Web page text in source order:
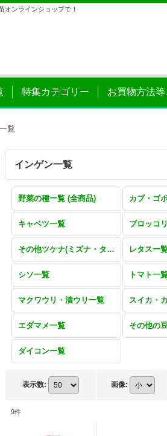
オンラインショップで！
特集カテゴリー お買物方法
覧
インゲン一覧
野菜の種一覧 (全商品) カブ・ゴ
キャベツ一覧
その他ツケナ(ミズナ・タカナ・シュンギク)一覧 レタス一
シソ一覧 トマト一
マクワウリ・漬ウリ一覧 スイカ・
エダマメ一覧
ダイコン一覧
表示数: 画像:
9件